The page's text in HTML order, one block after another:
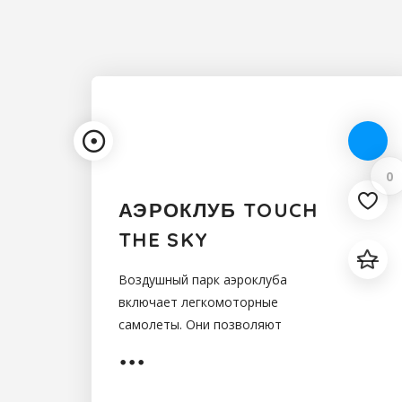
0
АЭРОКЛУБ TOUCH
THE SKY
Воздушный парк аэроклуба
включает легкомоторные
самолеты. Они позволяют
обширный список увлекательных